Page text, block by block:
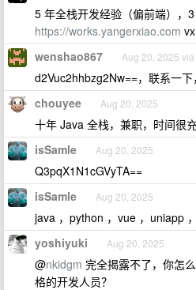
5 年全栈开发经验（偏前端），
https://works.yangerxiao.com
wenshao867 Aug 20, 2025
d2Vuc2hhbzg2Nw==，联系一
chouyee Aug 20, 2025
十年 Java 全栈，兼职，时间很
isSamle Aug 20, 2025
Q3pqX1N1cGVyTA==
isSamle Aug 20, 2025
java ，python ，vue ，uniapp
yoshiyuki Aug 20, 2025
@nkidgm 完全揭露不了，你怎
格的开发人员？